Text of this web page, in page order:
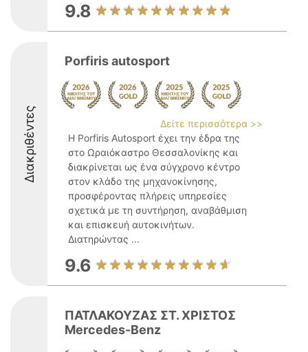
9.8
Διακριθέντες
Porfiris autosport
Δείτε περισσότερα >>
Η Porfiris Autosport έχει την έδρα της
στο Ωραιόκαστρο Θεσσαλονίκης και
διακρίνεται ως ένα σύγχρονο κέντρο
στον κλάδο της μηχανοκίνησης,
προσφέροντας πλήρεις υπηρεσίες
σχετικά με τη συντήρηση, αναβάθμιση
και επισκευή αυτοκινήτων.
Διατηρώντας ...
9.6
ΠΑΤΛΑΚΟΥΖΑΣ ΣΤ. ΧΡΙΣΤΟΣ
Mercedes-Benz